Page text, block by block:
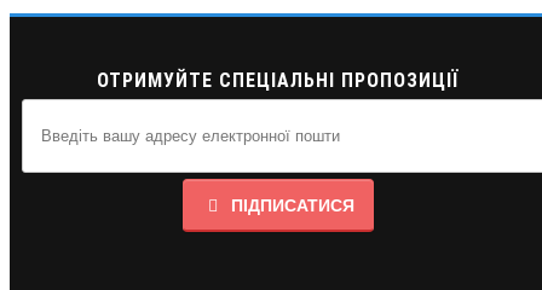
ОТРИМУЙТЕ СПЕЦІАЛЬНІ ПРОПОЗИЦІЇ
ПІДПИСАТИСЯ